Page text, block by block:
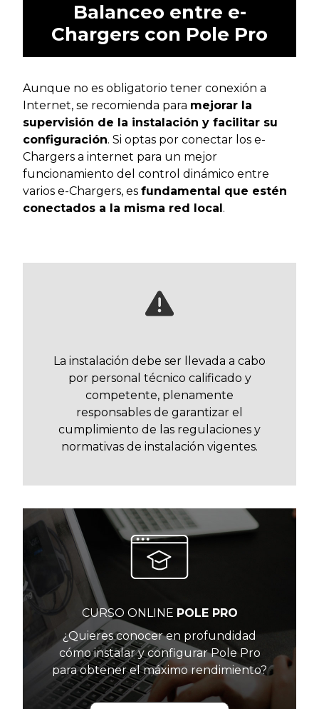
Balanceo entre e-
Chargers con Pole Pro
Aunque no es obligatorio tener conexión a
Internet, se recomienda para mejorar la
supervisión de la instalación y facilitar su
configuración. Si optas por conectar los e-
Chargers a internet para un mejor
funcionamiento del control dinámico entre
varios e-Chargers, es fundamental que estén
conectados a la misma red local .
La instalación debe ser llevada a cabo
por personal técnico calificado y
competente, plenamente
responsables de garantizar el
cumplimiento de las regulaciones y
normativas de instalación vigentes.
CURSO ONLINE POLE PRO
¿Quieres conocer en profundidad
cómo instalar y configurar Pole Pro
para obtener el máximo rendimiento?